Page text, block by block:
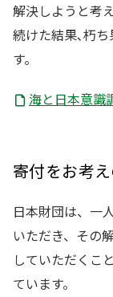
解決しようと考
続けた結果､朽
す。
海と日本意識
寄付をお考
日本財団は、一
いただき、その
していただくこ
ています。